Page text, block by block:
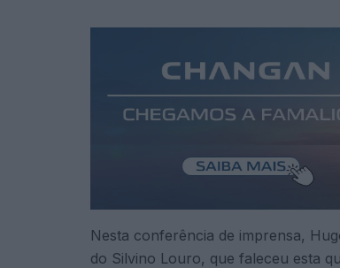
Nesta conferência de imprensa,
do Silvino Louro, que faleceu esta